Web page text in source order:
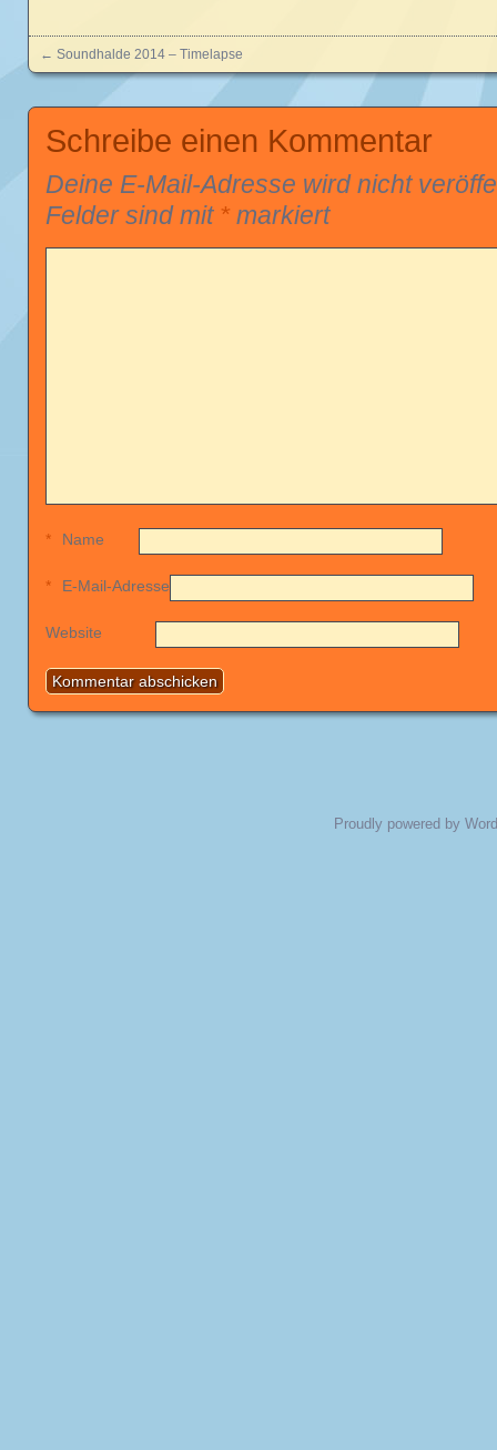
Posts navigation
← Soundhalde 2014 – Timelapse
Schreibe einen Kommentar
Deine E-Mail-Adresse wird nicht
Felder sind mit * markiert
Name
*
E-Mail-Adresse
*
Website
Proudly powered by